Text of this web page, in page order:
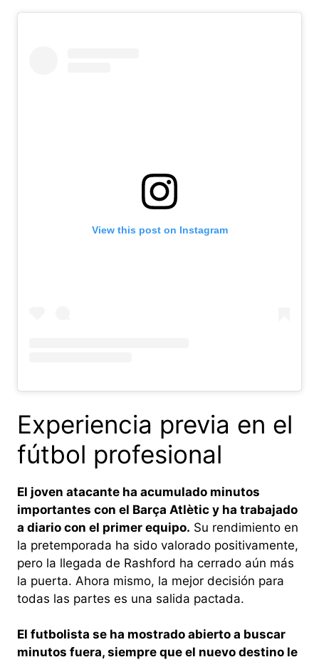
View this post on Instagram
Experiencia previa en el
fútbol profesional
El joven atacante ha acumulado minutos
importantes con el Barça Atlètic y ha trabajado
a diario con el primer equipo. Su rendimiento en
la pretemporada ha sido valorado positivamente,
pero la llegada de Rashford ha cerrado aún más
la puerta. Ahora mismo, la mejor decisión para
todas las partes es una salida pactada.
El futbolista se ha mostrado abierto a buscar
minutos fuera, siempre que el nuevo destino le